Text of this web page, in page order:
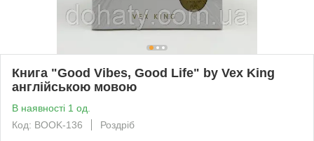
Книга "Good Vibes, Good Life" by Vex King
англійською мовою
В наявності 1 од.
Код: BOOK-136
Роздріб